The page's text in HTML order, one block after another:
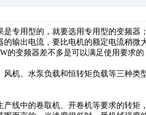
专用型的，就要选用专用型的变频器
输出电流，要比电机的额定电流稍微
的变频器差不多是可以满足使用要求
机、水泵负载和恒转矩负载等三种类
线中的卷取机、开卷机等要求的转矩